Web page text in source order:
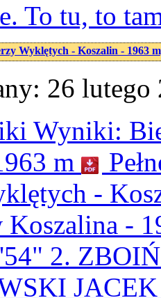
To tu, to
Wyklętych - Koszalin - 1963
26 lutego
Wyniki:
m
-
Koszalina -
2.